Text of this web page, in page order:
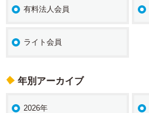
有料法人会員
ライト会員
年別アーカイブ
2026年